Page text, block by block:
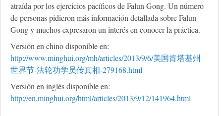
atraída por los ejercicios pacíficos de Falun Gong. Un número
de personas pidieron más información detallada sobre Falun
Gong y muchos expresaron un interés en conocer la práctica.
Versión en chino disponible en:
http://www.minghui.org/mh/articles/2013/9/6/美国肯塔基州
世界节-法轮功学员传真相-279168.html
Versión en inglés disponible en:
http://en.minghui.org/html/articles/2013/9/12/141964.html